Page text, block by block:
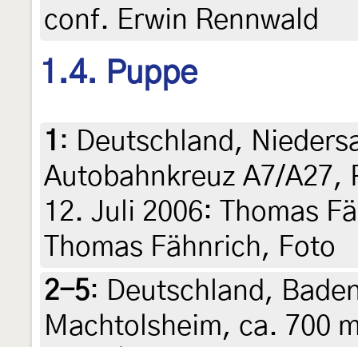
conf. Erwin Rennwald
1.4. Puppe
1 : Deutschland,
Autobahnkreuz A7/A27,
12. Juli 2006: Thomas
Thomas Fähnrich, Foto
2-5: Deutschland,
Machtolsheim, ca. 700